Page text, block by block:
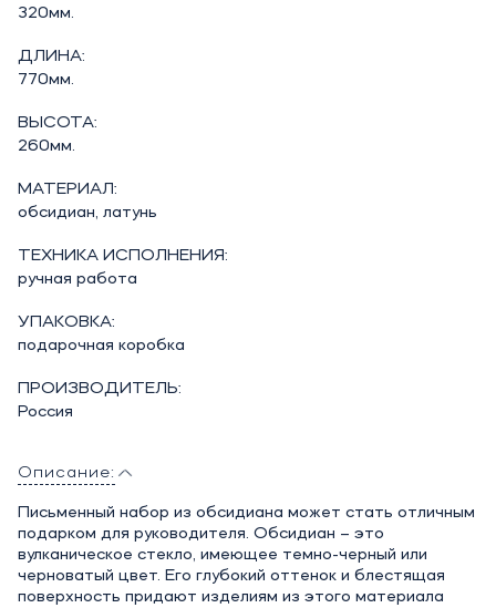
320мм.
ДЛИНА:
770мм.
ВЫСОТА:
260мм.
МАТЕРИАЛ:
обсидиан, латунь
ТЕХНИКА ИСПОЛНЕНИЯ:
ручная работа
УПАКОВКА:
подарочная коробка
ПРОИЗВОДИТЕЛЬ:
Россия
Описание:
Письменный набор из обсидиана может стать отличным
подарком для руководителя. Обсидиан – это
вулканическое стекло, имеющее темно-черный или
черноватый цвет. Его глубокий оттенок и блестящая
поверхность придают изделиям из этого материала